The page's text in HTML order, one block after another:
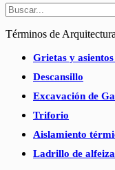
Buscar...
Términos de
Grietas y
Descansillo
Excavación de
Triforio
Aislamiento
Ladrillo de